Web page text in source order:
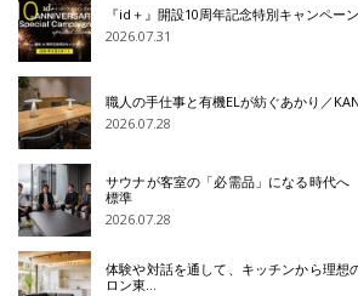
『id＋』開設10周年記念特別キャンペー
2026.07.31
職人の手仕事と有機ELが紡ぐあかり／
2026.07.28
サウナが客室の「必需品」になる時代
標準
2026.07.28
体験や対話を通して、キッチンから理想
ロン東…